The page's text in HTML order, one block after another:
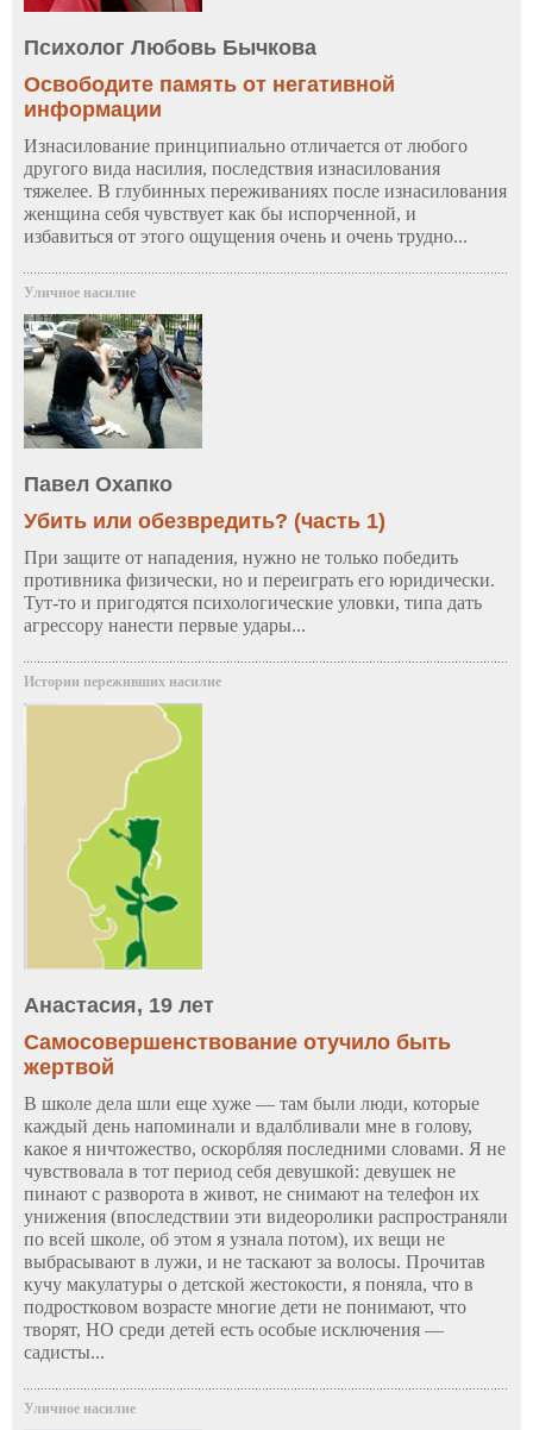
Психолог Любовь Бычкова
Освободите память от негативной
информации
Изнасилование принципиально отличается от любого
другого вида насилия, последствия изнасилования
тяжелее. В глубинных переживаниях после изнасилования
женщина себя чувствует как бы испорченной, и
избавиться от этого ощущения очень и очень трудно...
Уличное насилие
Павел Охапко
Убить или обезвредить? (часть 1)
При защите от нападения, нужно не только победить
противника физически, но и переиграть его юридически.
Тут-то и пригодятся психологические уловки, типа дать
агрессору нанести первые удары...
Истории переживших насилие
Анастасия, 19 лет
Самосовершенствование отучило быть
жертвой
В школе дела шли еще хуже — там были люди, которые
каждый день напоминали и вдалбливали мне в голову,
какое я ничтожество, оскорбляя последними словами. Я не
чувствовала в тот период себя девушкой: девушек не
пинают с разворота в живот, не снимают на телефон их
унижения (впоследствии эти видеоролики распространяли
по всей школе, об этом я узнала потом), их вещи не
выбрасывают в лужи, и не таскают за волосы. Прочитав
кучу макулатуры о детской жестокости, я поняла, что в
подростковом возрасте многие дети не понимают, что
творят, НО среди детей есть особые исключения —
садисты...
Уличное насилие